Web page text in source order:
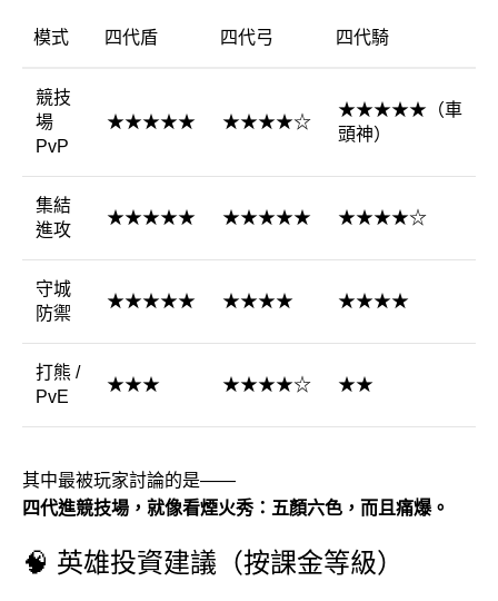
模式 四代盾 四代弓 四代騎
競技
場
PvP
★★★★★ ★★★★☆
★★★★★（車
頭神）
集結
進攻
★★★★★ ★★★★★ ★★★★☆
守城
防禦
★★★★★ ★★★★ ★★★★
打熊 /
PvE
★★★ ★★★★☆ ★★
其中最被玩家討論的是——
四代進競技場，就像看煙火秀：五顏六色，而且痛爆。
🧠 英雄投資建議（按課金等級）